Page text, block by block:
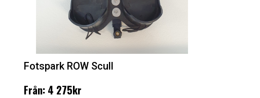
Fotspark ROW Scull
Från: 4 275kr